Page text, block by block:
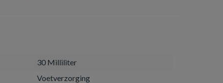
30 Milliliter
Voetverzorging